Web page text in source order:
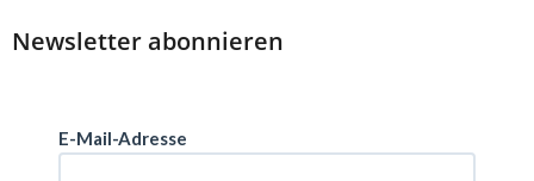
Newsletter abonnieren